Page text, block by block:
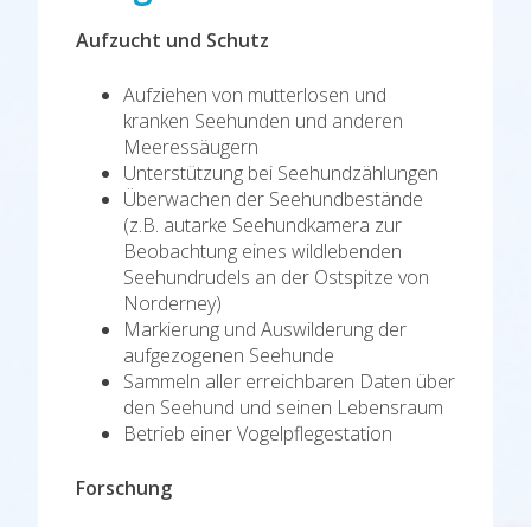
Aufzucht und Schutz
Aufziehen von mutterlosen und
kranken Seehunden und anderen
Meeressäugern
Unterstützung bei Seehundzählungen
Überwachen der Seehundbestände
(z.B. autarke Seehundkamera zur
Beobachtung eines wildlebenden
Seehundrudels an der Ostspitze von
Norderney)
Markierung und Auswilderung der
aufgezogenen Seehunde
Sammeln aller erreichbaren Daten über
den Seehund und seinen Lebensraum
Betrieb einer Vogelpflegestation
Forschung